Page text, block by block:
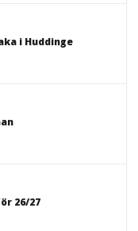
i Huddinge
26/27